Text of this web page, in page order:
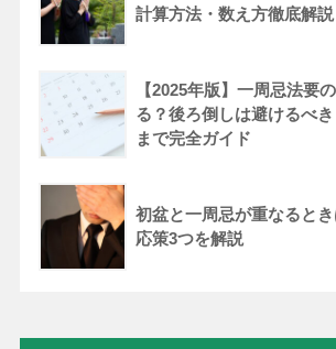
計算方法・数え方徹底解説
【2025年版】一周忌法要
る？後ろ倒しは避けるべ
まで完全ガイド
初盆と一周忌が重なると
応策3つを解説